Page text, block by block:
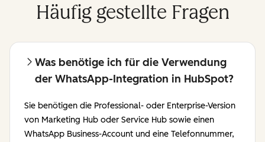
Häufig gestellte Fragen
Was benötige ich für die Verwendung
der WhatsApp-Integration in HubSpot?
Sie benötigen die Professional- oder Enterprise-Version
von Marketing Hub oder Service Hub sowie einen
WhatsApp Business-Account und eine Telefonnummer,